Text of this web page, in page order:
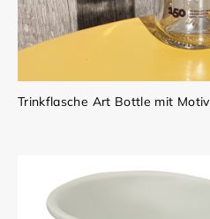
Trinkflasche Art Bottle mit Motiv